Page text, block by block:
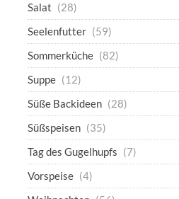
Salat (28)
Seelenfutter (59)
Sommerküche (82)
Suppe (12)
Süße Backideen (28)
Süßspeisen (35)
Tag des Gugelhupfs (7)
Vorspeise (4)